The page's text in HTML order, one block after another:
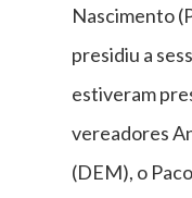
Nascimento
presidiu a
estiveram
vereadores
(DEM), o